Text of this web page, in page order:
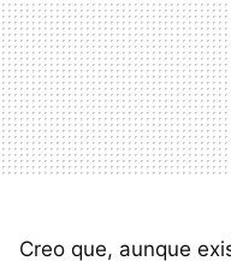
Creo que, aunque